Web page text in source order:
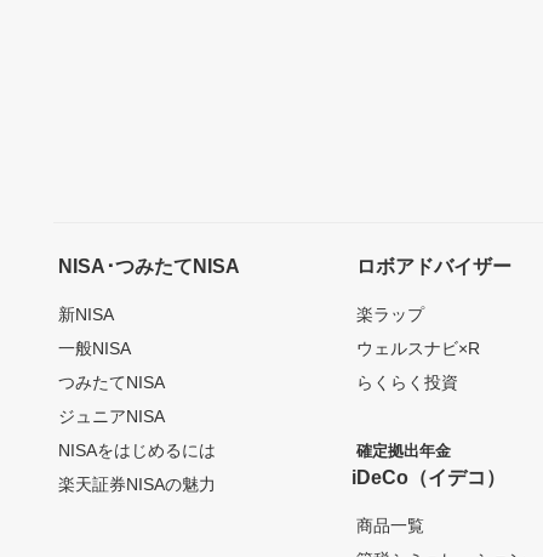
NISA･つみたてNISA
新NISA
一般NISA
つみたてNISA
ジュニアNISA
NISAをはじめるには
楽天証券NISAの魅力
ロボアドバイザー
楽ラップ
ウェルスナビ×R
らくらく投資
確定拠出年金
iDeCo（イデコ）
商品一覧